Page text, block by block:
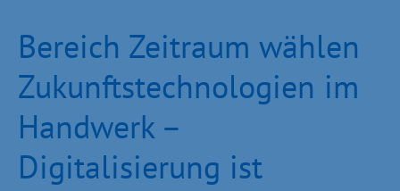
Bereich Zeitraum wählen
Zukunftstechnologien im
Handwerk –
Digitalisierung ist